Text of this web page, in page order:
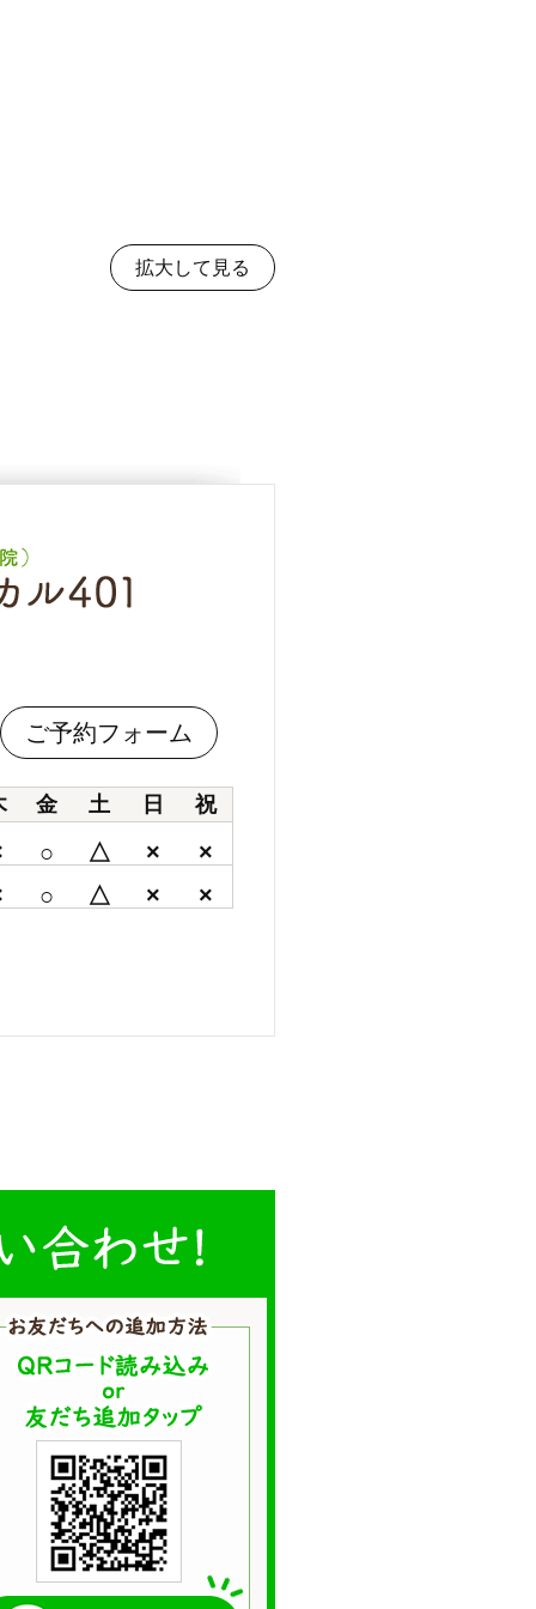
拡大して見る
ご予約フォーム
金 土 日 祝
○ △ ×
×
○ △ × ×